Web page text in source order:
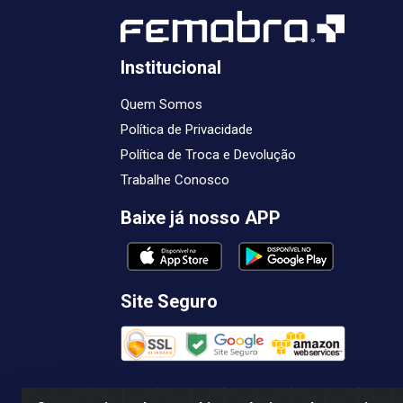
Institucional
Quem Somos
Política de Privacidade
Política de Troca e Devolução
Trabalhe Conosco
Baixe já nosso APP
Site Seguro